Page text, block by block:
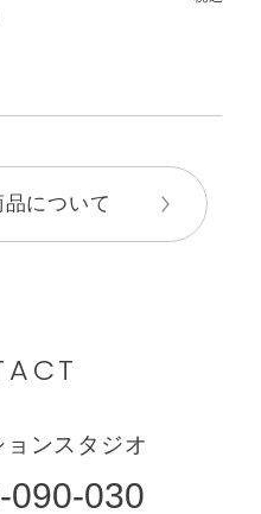
について
ョンスタジオ
090-030